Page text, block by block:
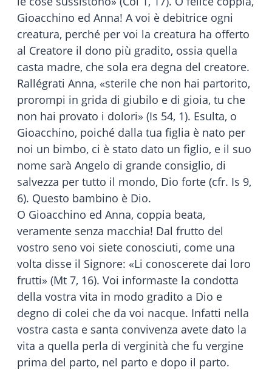
Gioacchino ed Anna! A voi è debitrice ogni
creatura, perché per voi la creatura ha offerto
al Creatore il dono più gradito, ossia quella
casta madre, che sola era degna del creatore.
Rallégrati Anna, «sterile che non hai partorito,
prorompi in grida di giubilo e di gioia, tu che
non hai provato i dolori» (Is 54, 1). Esulta, o
Gioacchino, poiché dalla tua figlia è nato per
noi un bimbo, ci è stato dato un figlio, e il suo
nome sarà Angelo di grande consiglio, di
salvezza per tutto il mondo, Dio forte (cfr. Is 9,
6). Questo bambino è Dio.
O Gioacchino ed Anna, coppia beata,
veramente senza macchia! Dal frutto del
vostro seno voi siete conosciuti, come una
volta disse il Signore: «Li conoscerete dai loro
frutti» (Mt 7, 16). Voi informaste la condotta
della vostra vita in modo gradito a Dio e
degno di colei che da voi nacque. Infatti nella
vostra casta e santa convivenza avete dato la
vita a quella perla di verginità che fu vergine
prima del parto, nel parto e dopo il parto.